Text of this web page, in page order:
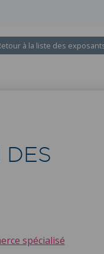
à la liste des
spécialisé